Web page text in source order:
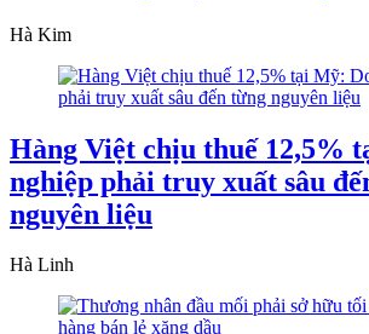
Hà Kim
Hàng Việt chịu thuế 12,5%
nghiệp phải truy xuất sâu
nguyên liệu
Hà Linh